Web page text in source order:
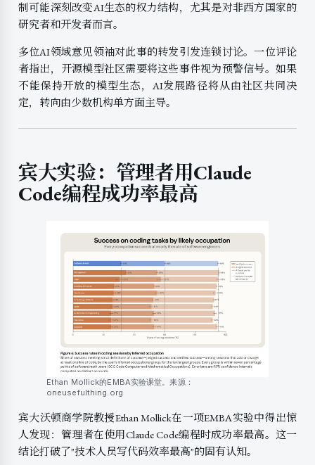
制可能深刻改变AI生态的权力结构，尤其是对非西方国家的
研究者和开发者而言。
多位AI领域意见领袖对此事的转发引发连锁讨论。一位评论
者指出，开源模型社区需要将这些事件视为预警信号。如果
不能保持开放的模型生态，AI发展路径将从由社区共同决
定，转向由少数机构单方面主导。
宾大实验：管理者用Claude
Code编程成功率最高
Ethan Mollick的EMBA实验课堂。来源：
oneusefulthing.org
宾大沃顿商学院教授Ethan Mollick在一项EMBA实验中得出惊
人发现：管理者在使用Claude Code编程时成功率最高。这一
结论打破了"技术人员写代码效率最高"的固有认知。